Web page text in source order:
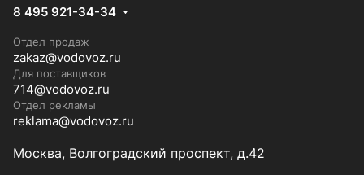
8 495 921-34-34
Отдел продаж
zakaz@vodovoz.ru
Для поставщиков
714@vodovoz.ru
Отдел рекламы
reklama@vodovoz.ru
Москва, Волгоградский проспект, д.42